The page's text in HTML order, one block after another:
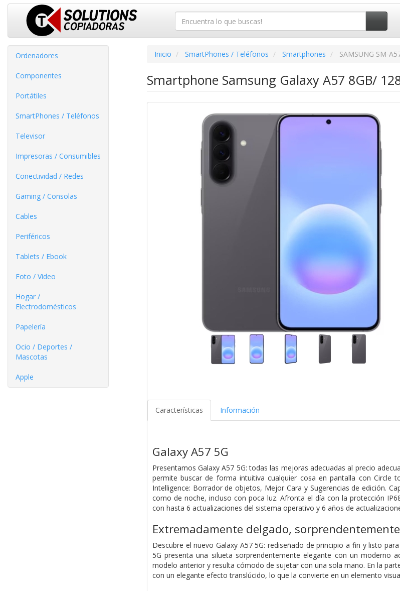
Ordenadores
Componentes
Portátiles
SmartPhones / Teléfonos
Televisor
Impresoras / Consumibles
Conectividad / Redes
Gaming / Consolas
Cables
Periféricos
Tablets / Ebook
Foto / Video
Hogar /
Electrodomésticos
Papelería
Ocio / Deportes /
Mascotas
Apple
Inicio SmartPhones / Teléfonos Smartphones SAMSUNG SM-
Smartphone Samsung Galaxy A57 8GB/
Características Información
Galaxy A57 5G
Presentamos Galaxy A57 5G: todas las mejoras adecuadas al precio
permite buscar de forma intuitiva cualquier cosa en pantalla con Circle
Intelligence: Borrador de objetos, Mejor Cara y Sugerencias de edición.
como de noche, incluso con poca luz. Afronta el día con la protección
con hasta 6 actualizaciones del sistema operativo y 6 años de
Extremadamente delgado,
Descubre el nuevo Galaxy A57 5G: rediseñado de principio a fin y listo
5G presenta una silueta sorprendentemente elegante con un moderno
modelo anterior y resulta cómodo de sujetar con una sola mano. En la
con un elegante efecto translúcido, lo que la convierte en un elemento